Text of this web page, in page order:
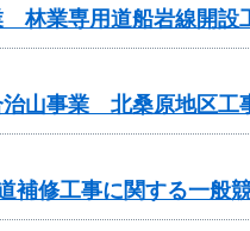
林業専用道船岩線開設
山事業 北桑原地区工
補修工事に関する一般